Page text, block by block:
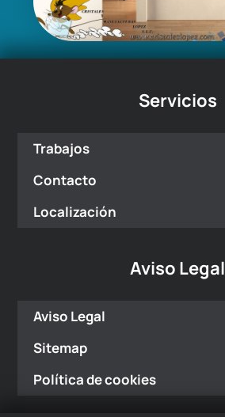
Servicios
Trabajos
Contacto
Localización
Aviso Legal
Aviso Legal
Sitemap
Política de cookies